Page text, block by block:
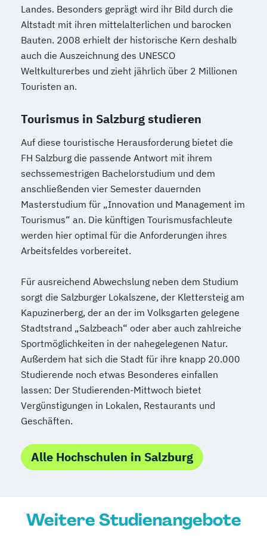
Landes. Besonders geprägt wird ihr Bild durch die
Altstadt mit ihren mittelalterlichen und barocken
Bauten. 2008 erhielt der historische Kern deshalb
auch die Auszeichnung des UNESCO
Weltkulturerbes und zieht jährlich über 2 Millionen
Touristen an.
Tourismus in Salzburg studieren
Auf diese touristische Herausforderung bietet die
FH Salzburg die passende Antwort mit ihrem
sechssemestrigen Bachelorstudium und dem
anschließenden vier Semester dauernden
Masterstudium für „Innovation und Management im
Tourismus“ an. Die künftigen Tourismusfachleute
werden hier optimal für die Anforderungen ihres
Arbeitsfeldes vorbereitet.
Für ausreichend Abwechslung neben dem Studium
sorgt die Salzburger Lokalszene, der Klettersteig am
Kapuzinerberg, der an der im Volksgarten gelegene
Stadtstrand „Salzbeach“ oder aber auch zahlreiche
Sportmöglichkeiten in der nahegelegenen Natur.
Außerdem hat sich die Stadt für ihre knapp 20.000
Studierende noch etwas Besonderes einfallen
lassen: Der Studierenden-Mittwoch bietet
Vergünstigungen in Lokalen, Restaurants und
Geschäften.
Alle Hochschulen in Salzburg
Weitere Studienangebote